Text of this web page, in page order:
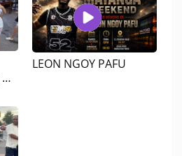
LEON NGOY PAFU